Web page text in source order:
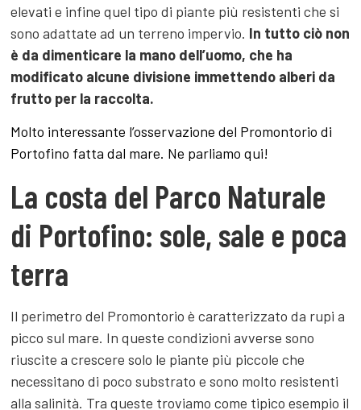
elevati e infine quel tipo di piante più resistenti che si
sono adattate ad un terreno impervio. In tutto ciò non
è da dimenticare la mano dell’uomo, che ha
modificato alcune divisione immettendo alberi da
frutto per la raccolta.
Molto interessante l’osservazione del Promontorio di
Portofino fatta dal mare. Ne parliamo qui!
La costa del Parco Naturale
di Portofino: sole, sale e poca
terra
Il perimetro del Promontorio è caratterizzato da rupi a
picco sul mare. In queste condizioni avverse sono
riuscite a crescere solo le piante più piccole che
necessitano di poco substrato e sono molto resistenti
alla salinità. Tra queste troviamo come tipico esempio il